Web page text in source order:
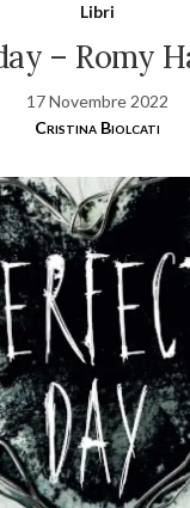
Libri
– Romy
17 Novembre 2022
Cristina Biolcati